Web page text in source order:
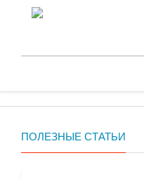
О проекте
Контакты
Главная
ПОЛЕЗНЫЕ СТАТЬИ